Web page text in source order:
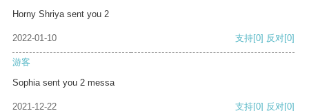
Horny Shriya sent you 2
2022-01-10 支持[0] 反对[0]
游客
Sophia sent you 2 messa
2021-12-22 支持[0] 反对[0]